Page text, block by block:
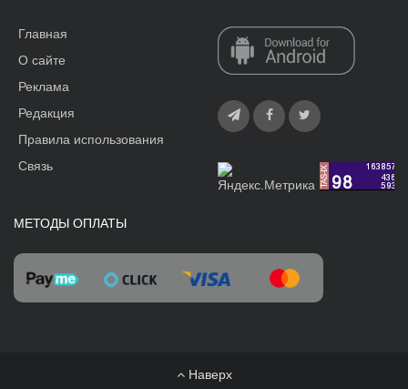
Главная
О сайте
Реклама
Редакция
Правила использования
Связь
МЕТОДЫ ОПЛАТЫ
Наверх